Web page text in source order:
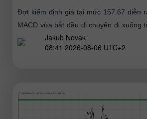
Đợt kiểm định giá tại mức 157.67 diễn
MACD vừa bắt đầu di chuyển đi xuống
điểm vào lệnhJakub Novak
08:41 2026-08-06 UTC+2